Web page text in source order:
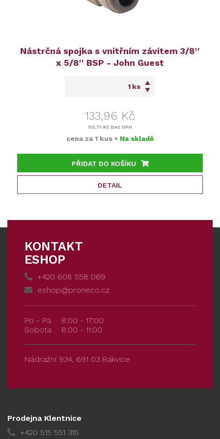
Nástrčná spojka s vnitřním závitem 3/8''
x 5/8'' BSP - John Guest
ks
133,96 Kč
110,71 Kč bez DPH
cena za 1 kus • Na skladě
PŘIDAT DO KOŠÍKU
DETAIL
KONTAKT
ESHOP
+420 608 558 069
eshop@proneco.cz
Po - Pá
8:00 - 17:00
Sobota
8:00 - 11:00
Nádražní 934, 691 03 Rakvice
Prodejna Klentnice
+420 515 551 315